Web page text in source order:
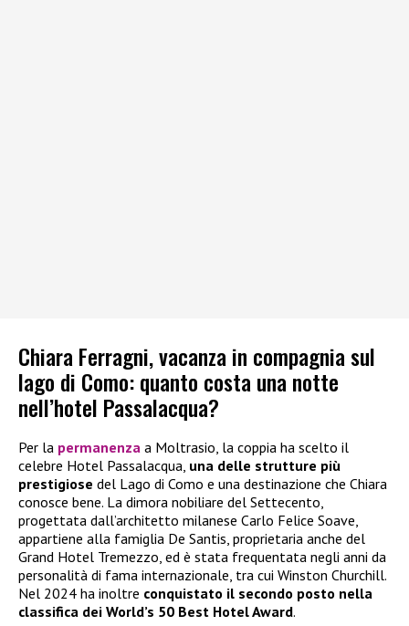
Chiara Ferragni, vacanza in compagnia sul
lago di Como: quanto costa una notte
nell’hotel Passalacqua?
Per la permanenza a Moltrasio, la coppia ha scelto il
celebre Hotel Passalacqua, una delle strutture più
prestigiose del Lago di Como e una destinazione che Chiara
conosce bene. La dimora nobiliare del Settecento,
progettata dall’architetto milanese Carlo Felice Soave,
appartiene alla famiglia De Santis, proprietaria anche del
Grand Hotel Tremezzo, ed è stata frequentata negli anni da
personalità di fama internazionale, tra cui Winston Churchill.
Nel 2024 ha inoltre conquistato il secondo posto nella
classifica dei World’s 50 Best Hotel Award.